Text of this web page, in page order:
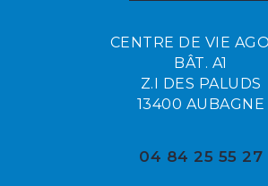
CENTRE DE VIE
BÂT. A1
Z.I DES PALUDS
13400 AUBAGNE
04 84 25 55 27